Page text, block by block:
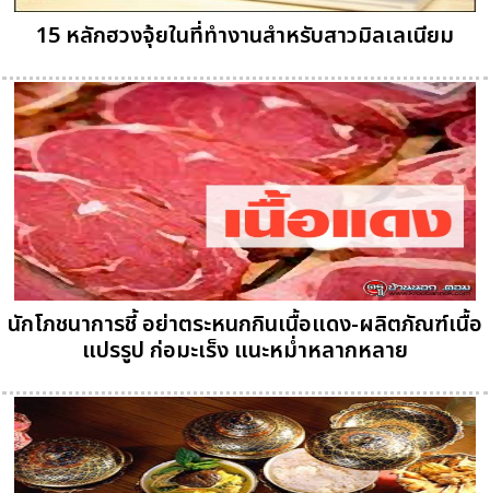
15 หลักฮวงจุ้ยในที่ทำงานสำหรับสาวมิลเลเนียม
นักโภชนาการชี้ อย่าตระหนกกินเนื้อแดง-ผลิตภัณฑ์เนื้อ
แปรรูป ก่อมะเร็ง แนะหม่ำหลากหลาย